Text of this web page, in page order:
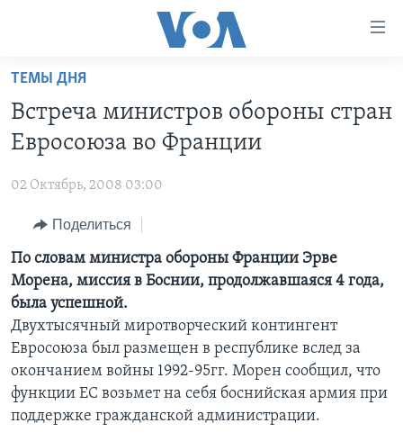
Перейти
основной
контент
Перейти
навигации
Перейти
поиск
ПРОГРАММЫ
НОВОСТИ ЗА МИНУТУ
ИТОГИ
ПОЧЕМУ ЭТО ВАЖНО?
ДИСКУССИЯ VOA
ДЕТАЛИ
НЬЮ-ЙОРК NEW YORK
АМЕРИКА. БОЛЬШОЕ ПУТЕШЕСТВИЕ
ПРОЕКТЫ
УЧИМ АНГЛИЙСКИЙ
НАША АМЕРИКАНСКАЯ ИСТОРИЯ
А КАК В АМЕРИКЕ?
АРТЕФАКТЫ
АМЕРИКАНСКИЕ ГОРОДКИ
ТЕСТЫ
ЭКСПЕРТИЗА
ИНТЕРВЬЮ
ФАКТЫ ПРОТИВ ФЕЙКОВ
ЗА СВОБОДУ ПРЕССЫ
УЧИМ АНГЛИЙСКИЙ
ВИДЕО
ПОДПИСКА НА НОВОСТИ
ТЕМЫ ДНЯ
Встреча министров обороны стран
Евросоюза во Франции
02 Октябрь, 2008 03:00
Поделиться
По словам министра обороны Франции Эрве
Морена, миссия в Боснии, продолжавшаяся 4 года,
была успешной.
Двухтысячный миротворческий контингент
Евросоюза был размещен в республике вслед за
окончанием войны 1992-95гг. Морен сообщил, что
функции ЕС возьмет на себя боснийская армия при
поддержке гражданской администрации.